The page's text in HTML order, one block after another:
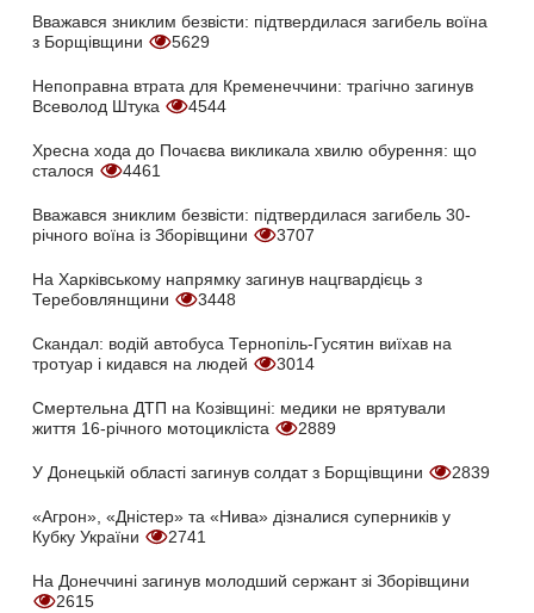
Вважався зниклим безвісти: підтвердилася загибель воїна
з Борщівщини
5629
Непоправна втрата для Кременеччини: трагічно загинув
Всеволод Штука
4544
Хресна хода до Почаєва викликала хвилю обурення: що
сталося
4461
Вважався зниклим безвісти: підтвердилася загибель 30-
річного воїна із Зборівщини
3707
На Харківському напрямку загинув нацгвардієць з
Теребовлянщини
3448
Скандал: водій автобуса Тернопіль-Гусятин виїхав на
тротуар і кидався на людей
3014
Смертельна ДТП на Козівщині: медики не врятували
життя 16-річного мотоцикліста
2889
У Донецькій області загинув солдат з Борщівщини 2839
«Агрон», «Дністер» та «Нива» дізналися суперників у
Кубку України
2741
На Донеччині загинув молодший сержант зі Зборівщини
2615